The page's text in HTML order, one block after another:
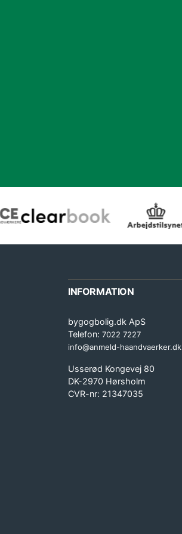
INFORMATION
bygogbolig.dk ApS
Telefon: 7022 7227
info@anmeld-haandvaerker.dk
Usserød Kongevej 80
DK-2970 Hørsholm
CVR-nr: 21347035